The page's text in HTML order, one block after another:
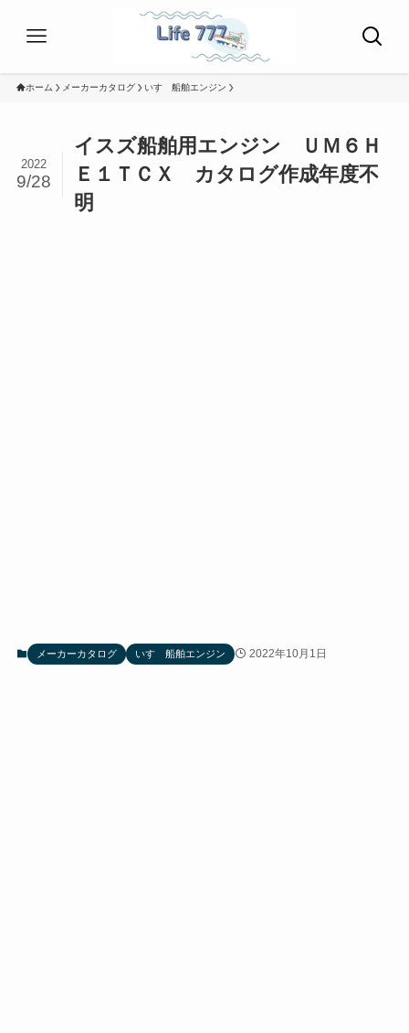
ホーム メーカーカタログ いすゞ船舶エンジン
イスズ船舶用エンジン ＵＭ６Ｈ
Ｅ１ＴＣＸ カタログ作成年度不
明
2022
9/28
メーカーカタログ いすゞ船舶エンジン 2022年10月1日